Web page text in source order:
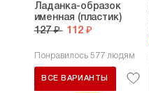
Ладанка-образок
именная (пластик)
127 ₽ 112 ₽
Понравилось 577 людям
ВСЕ ВАРИАНТЫ